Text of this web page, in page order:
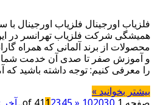
فلزیاب اورجینال فلزیاب اورجینال
همیشگی شرکت فلزیاب تهرانسر در
محصولات از برند آلمانی که همراه
و آموزش صفر تا صدی آن خدمت شما
را معرفی کنیم: توجه داشته باشید
بیشتر بخوانید »